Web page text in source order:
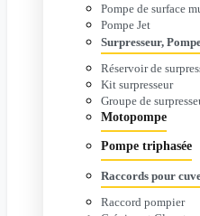
Pompe de surface
Pompe Jet
Surpresseur,
Réservoir de
Kit surpresseur
Groupe de
Motopompe
Pompe triphasée
Raccords pour
Raccord pompier